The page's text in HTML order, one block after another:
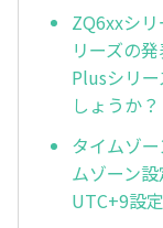
ZQ6xxシ
リーズの
Plusシリ
しょうか？
タイムゾ
ムゾーン
UTC+9設